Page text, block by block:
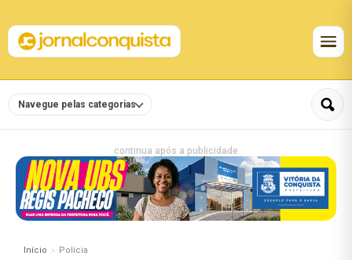
Navegue pelas categorias
continua após a publicidade
Início Polícia